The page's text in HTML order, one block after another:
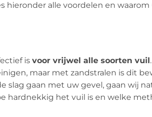
hieronder alle voordelen en
is voor vrijwel alle soorten vuil
maar met zandstralen is dit
slag gaan met uw gevel, gaan wij
hardnekkig het vuil is en welke